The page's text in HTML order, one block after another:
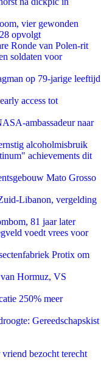
vier gewonden
opvolgt
Ronde van Polen-rit
soldaten voor
op 79-jarige leeftijd
access tot
ambassadeur naar
alcoholmisbruik
achievements dit
Mato Grosso
Libanon, vergelding
81 jaar later
voedt vrees voor
Protix om
Hormuz, VS
250% meer
Gereedschapskist
bezocht terecht